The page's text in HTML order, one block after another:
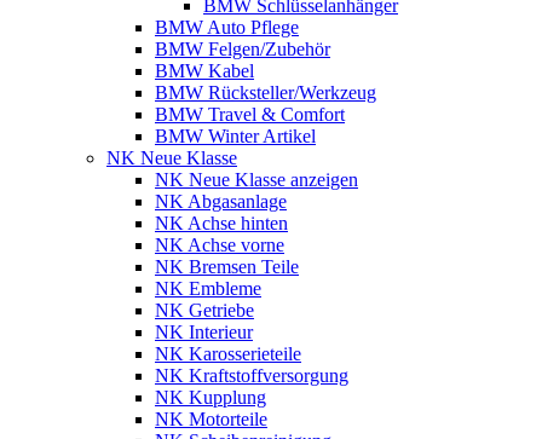
BMW Schlüsselanhänger
BMW Auto Pflege
BMW Felgen/Zubehör
BMW Kabel
BMW Rücksteller/Werkzeug
BMW Travel & Comfort
BMW Winter Artikel
NK Neue Klasse
NK Neue Klasse anzeigen
NK Abgasanlage
NK Achse hinten
NK Achse vorne
NK Bremsen Teile
NK Embleme
NK Getriebe
NK Interieur
NK Karosserieteile
NK Kraftstoffversorgung
NK Kupplung
NK Motorteile